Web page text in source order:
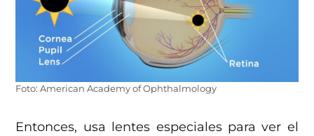
Foto: American Academy of Ophthalmology
Entonces, usa lentes especiales para ver el